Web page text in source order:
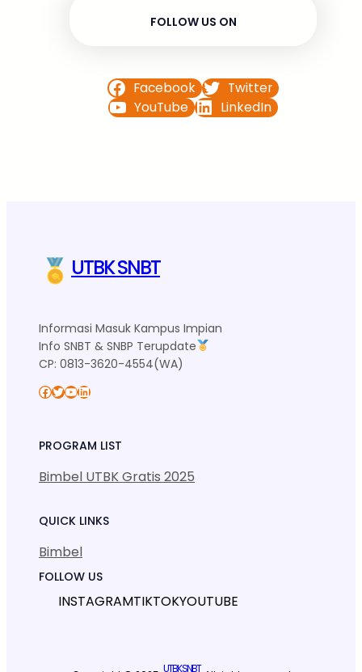
FOLLOW US ON
Facebook
Twitter
YouTube
LinkedIn
UTBK SNBT
Informasi Masuk Kampus Impian
Info SNBT & SNBP Terupdate
CP: 0813-3620-4554(WA)
Facebook Twitter YouTube LinkedIn
PROGRAM LIST
Bimbel UTBK Gratis 2025
QUICK LINKS
Bimbel
FOLLOW US
INSTAGRAMTIKTOKYOUTUBE
UTBK SNBT